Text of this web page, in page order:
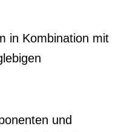
in Kombination mit
und